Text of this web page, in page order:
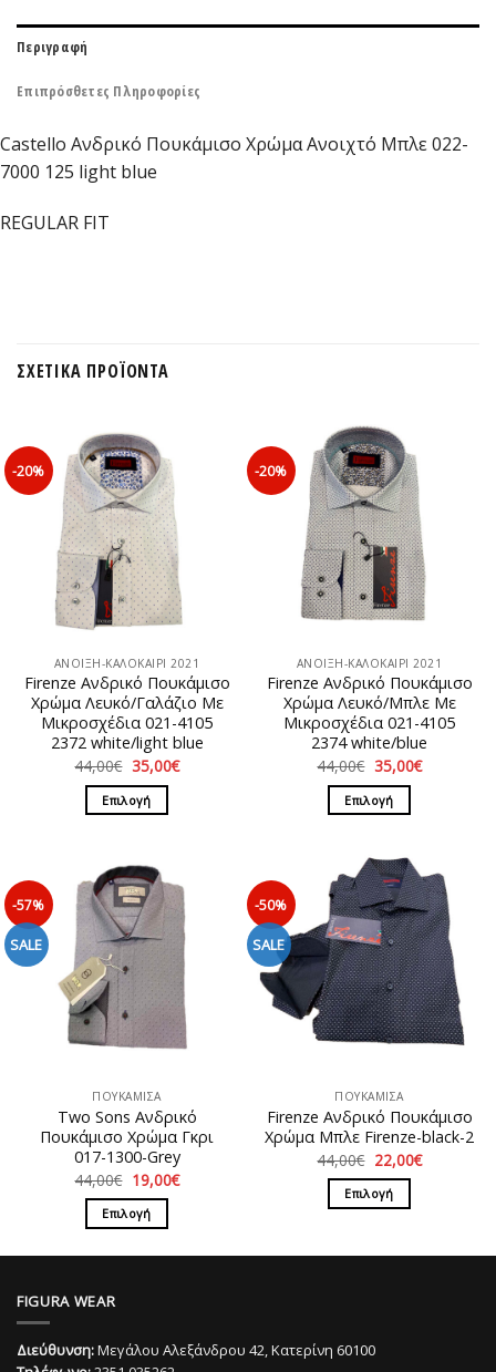
Περιγραφή
Επιπρόσθετες Πληροφορίες
Castello Ανδρικό Πουκάμισο Χρώμα Ανοιχτό Μπλε 022-
7000 125 light blue
REGULAR FIT
ΣΧΕΤΙΚΆ ΠΡΟΪΌΝΤΑ
-20%
ΑΝΟΙΞΗ-ΚΑΛΟΚΑΙΡΙ 2021
Firenze Ανδρικό Πουκάμισο
Χρώμα Λευκό/Γαλάζιο Με
Μικροσχέδια 021-4105
2372 white/light blue
44,00€ Original
price
was:
44,00€.
35,00€Η
τρέχουσα
Επιλογή
προϊόν
έχει
πολλαπλές
παραλλαγές.
Οι
επιλογές
μπορούν
να
σελίδα
του
προϊόντος
-20%
ΑΝΟΙΞΗ-ΚΑΛΟΚΑΙΡΙ 2021
Firenze Ανδρικό Πουκάμισο
Χρώμα Λευκό/Μπλε Με
Μικροσχέδια 021-4105
2374 white/blue
44,00€ Original
price
was:
44,00€.
35,00€Η
τρέχουσα
Επιλογή
προϊόν
έχει
πολλαπλές
παραλλαγές.
Οι
επιλογές
μπορούν
να
σελίδα
του
προϊόντος
-57%
SALE
ΠΟΥΚΑΜΙΣΑ
Two Sons Ανδρικό
Πουκάμισο Χρώμα Γκρι
017-1300-Grey
44,00€ Original
price
was:
44,00€.
19,00€Η
τρέχουσα
Επιλογή
το
παραλλαγές.
-50%
SALE
ΠΟΥΚΑΜΙΣΑ
Firenze Ανδρικό Πουκάμισο
Χρώμα Μπλε Firenze-black-2
44,00€ Original
price
was:
44,00€.
22,00€Η
τρέχουσα
Επιλογή
Οι
FIGURA WEAR
Διεύθυνση:Μεγάλου Αλεξάνδρου 42, Κατερίνη 60100